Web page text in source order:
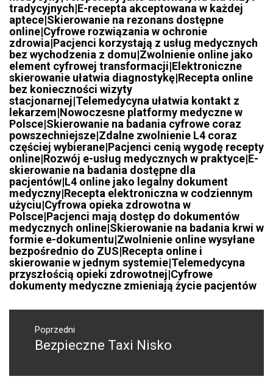
tradycyjnych|E-recepta akceptowana w każdej
aptece|Skierowanie na rezonans dostępne
online|Cyfrowe rozwiązania w ochronie
zdrowia|Pacjenci korzystają z usług medycznych
bez wychodzenia z domu|Zwolnienie online jako
element cyfrowej transformacji|Elektroniczne
skierowanie ułatwia diagnostykę|Recepta online
bez konieczności wizyty
stacjonarnej|Telemedycyna ułatwia kontakt z
lekarzem|Nowoczesne platformy medyczne w
Polsce|Skierowanie na badania cyfrowe coraz
powszechniejsze|Zdalne zwolnienie L4 coraz
częściej wybierane|Pacjenci cenią wygodę recepty
online|Rozwój e-usług medycznych w praktyce|E-
skierowanie na badania dostępne dla
pacjentów|L4 online jako legalny dokument
medyczny|Recepta elektroniczna w codziennym
użyciu|Cyfrowa opieka zdrowotna w
Polsce|Pacjenci mają dostęp do dokumentów
medycznych online|Skierowanie na badania krwi w
formie e-dokumentu|Zwolnienie online wysyłane
bezpośrednio do ZUS|Recepta online i
skierowanie w jednym systemie|Telemedycyna
przyszłością opieki zdrowotnej|Cyfrowe
dokumenty medyczne zmieniają życie pacjentów
Nawigacja
wpisuPoprzedni
Poprzedni
Bezpieczne Taxi Nisko